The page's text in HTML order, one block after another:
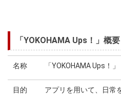
「YOKOHAMA Ups！」概
名称 「YOKOHAMA Ups！」
目的
アプリを用いて、日常